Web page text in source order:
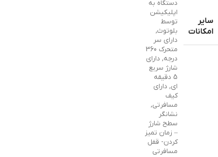
سایر
امکانات
دستگاه به
اپلیکیشن
توسط
بلوتوث,
دارای سر
متحرک 360
درجه, دارای
شارژ سریع
5 دقیقه
ای, دارای
کیف
مسافرتی,
نشانگر
سطح شارژ
– زمان تمیز
کردن- قفل
مسافرتی